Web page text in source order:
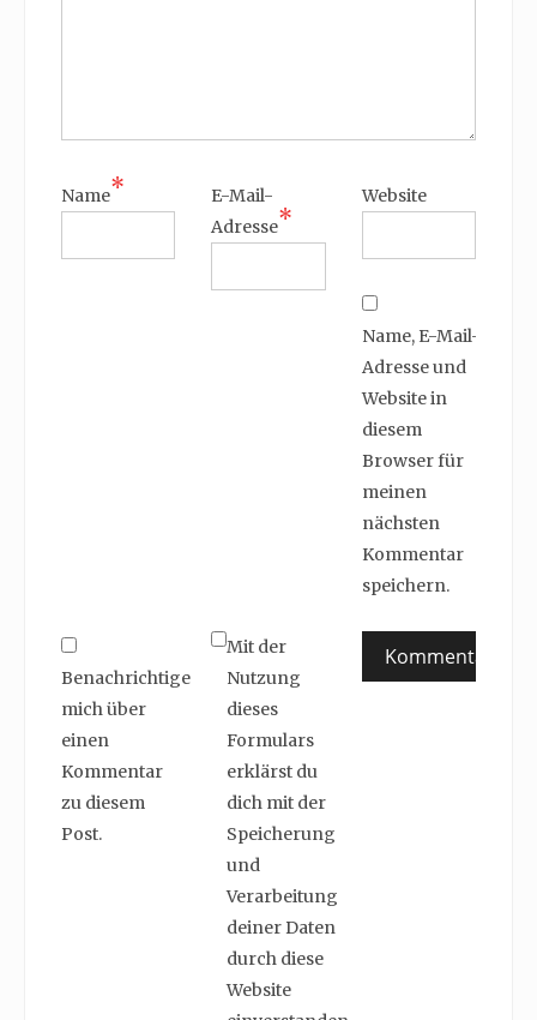
Name*
E-Mail-
Adresse*
Website
Name, E-Mail-
Adresse und
Website in
diesem
Browser für
meinen
nächsten
Kommentar
speichern.
Benachrichtige
mich über
einen
Kommentar
zu diesem
Post.
Mit der
Nutzung
dieses
Formulars
erklärst du
dich mit der
Speicherung
und
Verarbeitung
deiner Daten
durch diese
Website